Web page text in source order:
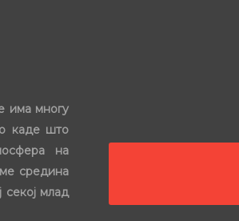
има многу
каде што
на
средина
секој млад